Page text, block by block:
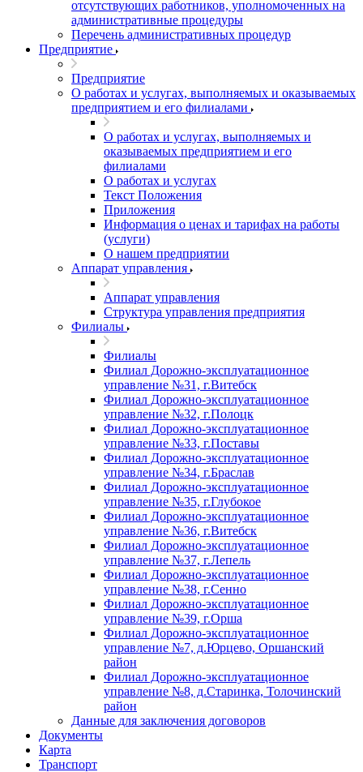
отсутствующих работников, уполномоченных на
административные процедуры
Перечень административных процедур
Предприятие
Предприятие
О работах и услугах, выполняемых и оказываемых
предприятием и его филиалами
О работах и услугах, выполняемых и
оказываемых предприятием и его
филиалами
О работах и услугах
Текст Положения
Приложения
Информация о ценах и тарифах на работы
(услуги)
О нашем предприятии
Аппарат управления
Аппарат управления
Структура управления предприятия
Филиалы
Филиалы
Филиал Дорожно-эксплуатационное
управление №31, г.Витебск
Филиал Дорожно-эксплуатационное
управление №32, г.Полоцк
Филиал Дорожно-эксплуатационное
управление №33, г.Поставы
Филиал Дорожно-эксплуатационное
управление №34, г.Браслав
Филиал Дорожно-эксплуатационное
управление №35, г.Глубокое
Филиал Дорожно-эксплуатационное
управление №36, г.Витебск
Филиал Дорожно-эксплуатационное
управление №37, г.Лепель
Филиал Дорожно-эксплуатационное
управление №38, г.Сенно
Филиал Дорожно-эксплуатационное
управление №39, г.Орша
Филиал Дорожно-эксплуатационное
управление №7, д.Юрцево, Оршанский
район
Филиал Дорожно-эксплуатационное
управление №8, д.Старинка, Толочинский
район
Данные для заключения договоров
Документы
Карта
Транспорт